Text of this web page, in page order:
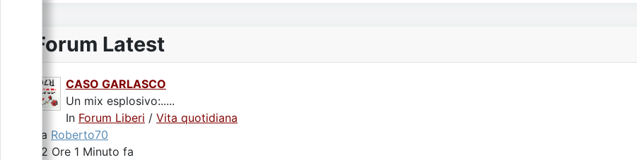
Forum Latest
CASO GARLASCO
Un mix esplosivo:.....
In Forum Liberi / Vita quotidiana
da Roberto70
22 Ore 1 Minuto fa